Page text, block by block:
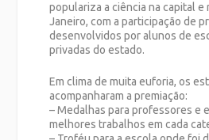
populariza a ciência na capital e
Janeiro, com a participação de
desenvolvidos por alunos de
privadas do estado.
Em clima de muita euforia, os
acompanharam a premiação:
– Medalhas para professores e
melhores trabalhos em cada